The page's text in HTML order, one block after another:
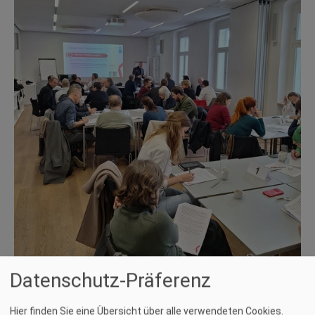
Datenschutz-Präferenz
Hier finden Sie eine Übersicht über alle verwendeten Cookies.